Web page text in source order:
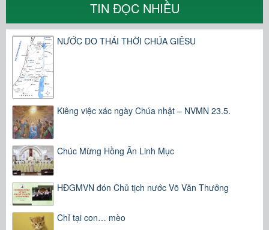
TIN ĐỌC NHIỀU
NƯỚC DO THÁI THỜI CHÚA GIÊSU
Kiêng việc xác ngày Chúa nhật – NVMN 23.5.
Chúc Mừng Hồng Ân Linh Mục
HĐGMVN đón Chủ tịch nước Võ Văn Thưởng
Chỉ tại con… mèo